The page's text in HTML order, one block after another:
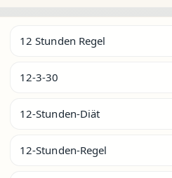
12 Stunden Regel
12-3-30
12-Stunden-Diät
12-Stunden-Regel